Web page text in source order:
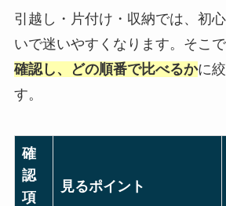
引越し・片付け・収納では、初
いで迷いやすくなります。そこ
確認し、どの順番で比べるかに
す。
確
認
項
見るポイント